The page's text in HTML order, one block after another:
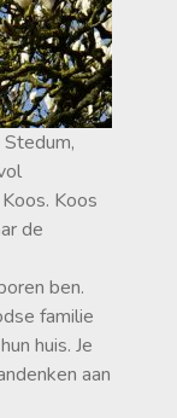
Koos
de
ben.
familie
huis. Je
aan